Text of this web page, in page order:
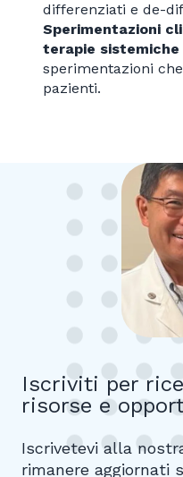
differenziati e de-
Sperimentazioni
terapie sistemiche
sperimentazioni
pazienti.
Iscriviti per
risorse e
Iscrivetevi alla
rimanere aggiornati